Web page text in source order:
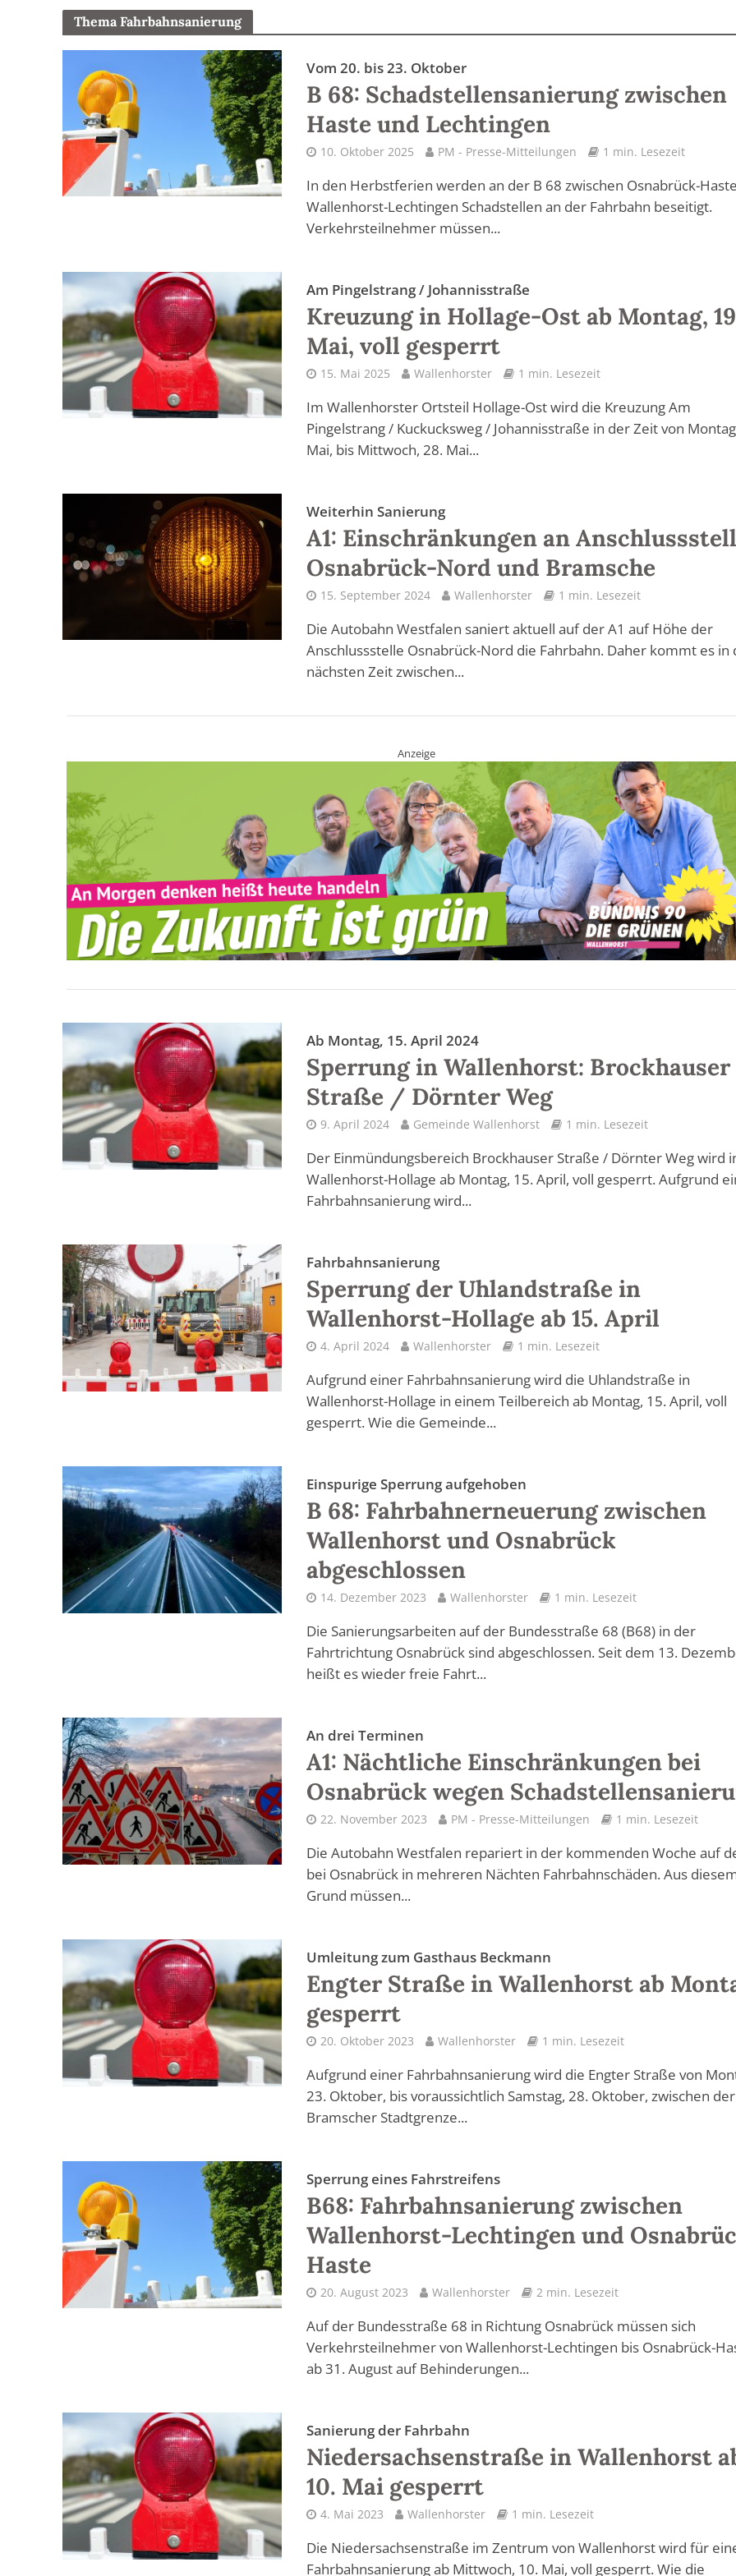
Thema Fahrbahnsanierung
Vom 20. bis 23. Oktober
B 68: Schadstellensanierung zwischen
Haste und Lechtingen
10. Oktober 2025 PM - Presse-Mitteilungen 1 min. Lesezeit
In den Herbstferien werden an der B 68 zwischen Osnabrück-
Wallenhorst-Lechtingen Schadstellen an der Fahrbahn beseitigt.
Verkehrsteilnehmer müssen...
Am Pingelstrang / Johannisstraße
Kreuzung in Hollage-Ost ab Montag,
Mai, voll gesperrt
15. Mai 2025 Wallenhorster 1 min. Lesezeit
Im Wallenhorster Ortsteil Hollage-Ost wird die Kreuzung Am
Pingelstrang / Kuckucksweg / Johannisstraße in der Zeit von
Mai, bis Mittwoch, 28. Mai...
Weiterhin Sanierung
A1: Einschränkungen an
Osnabrück-Nord und Bramsche
15. September 2024 Wallenhorster 1 min. Lesezeit
Die Autobahn Westfalen saniert aktuell auf der A1 auf Höhe der
Anschlussstelle Osnabrück-Nord die Fahrbahn. Daher kommt es in
nächsten Zeit zwischen...
Anzeige
Ab Montag, 15. April 2024
Sperrung in Wallenhorst: Brockhauser
Straße / Dörnter Weg
9. April 2024 Gemeinde Wallenhorst 1 min. Lesezeit
Der Einmündungsbereich Brockhauser Straße / Dörnter Weg wird
Wallenhorst-Hollage ab Montag, 15. April, voll gesperrt. Aufgrund
Fahrbahnsanierung wird...
Fahrbahnsanierung
Sperrung der Uhlandstraße in
Wallenhorst-Hollage ab 15. April
4. April 2024 Wallenhorster 1 min. Lesezeit
Aufgrund einer Fahrbahnsanierung wird die Uhlandstraße in
Wallenhorst-Hollage in einem Teilbereich ab Montag, 15. April, voll
gesperrt. Wie die Gemeinde...
Einspurige Sperrung aufgehoben
B 68: Fahrbahnerneuerung zwischen
Wallenhorst und Osnabrück
abgeschlossen
14. Dezember 2023 Wallenhorster 1 min. Lesezeit
Die Sanierungsarbeiten auf der Bundesstraße 68 (B68) in der
Fahrtrichtung Osnabrück sind abgeschlossen. Seit dem 13.
heißt es wieder freie Fahrt...
An drei Terminen
A1: Nächtliche Einschränkungen bei
Osnabrück wegen
22. November 2023 PM - Presse-Mitteilungen 1 min. Lesezeit
Die Autobahn Westfalen repariert in der kommenden Woche auf
bei Osnabrück in mehreren Nächten Fahrbahnschäden. Aus
Grund müssen...
Umleitung zum Gasthaus Beckmann
Engter Straße in Wallenhorst ab
gesperrt
20. Oktober 2023 Wallenhorster 1 min. Lesezeit
Aufgrund einer Fahrbahnsanierung wird die Engter Straße von
23. Oktober, bis voraussichtlich Samstag, 28. Oktober, zwischen der
Bramscher Stadtgrenze...
Sperrung eines Fahrstreifens
B68: Fahrbahnsanierung zwischen
Wallenhorst-Lechtingen und
Haste
20. August 2023 Wallenhorster 2 min. Lesezeit
Auf der Bundesstraße 68 in Richtung Osnabrück müssen sich
Verkehrsteilnehmer von Wallenhorst-Lechtingen bis Osnabrück-
ab 31. August auf Behinderungen...
Sanierung der Fahrbahn
Niedersachsenstraße in Wallenhorst
10. Mai gesperrt
4. Mai 2023 Wallenhorster 1 min. Lesezeit
Die Niedersachsenstraße im Zentrum von Wallenhorst wird für
Fahrbahnsanierung ab Mittwoch, 10. Mai, voll gesperrt. Wie die